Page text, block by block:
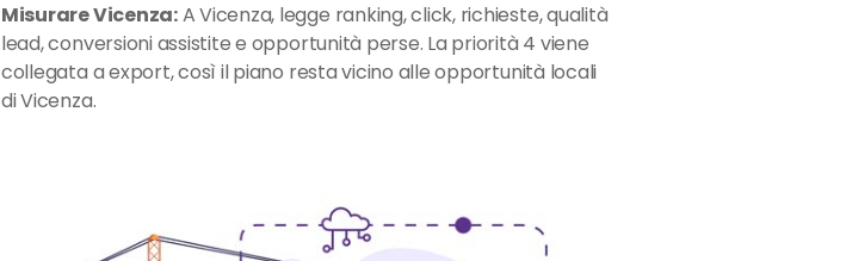
Misurare Vicenza:A Vicenza, legge ranking, click, richieste, qualità
lead, conversioni assistite e opportunità perse. La priorità 4 viene
collegata a export, così il piano resta vicino alle opportunità locali
di Vicenza.